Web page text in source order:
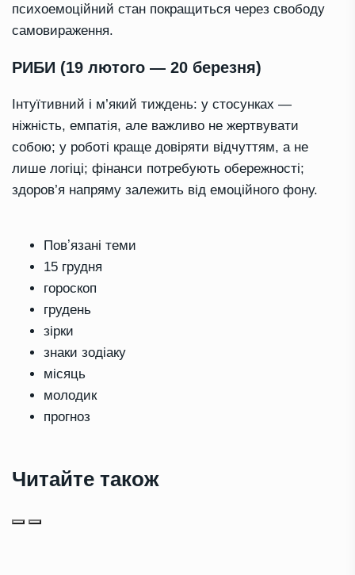
психоемоційний стан покращиться через свободу
самовираження.
РИБИ (19 лютого — 20 березня)
Інтуїтивний і м’який тиждень: у стосунках —
ніжність, емпатія, але важливо не жертвувати
собою; у роботі краще довіряти відчуттям, а не
лише логіці; фінанси потребують обережності;
здоров’я напряму залежить від емоційного фону.
Повʼязані теми
15 грудня
гороскоп
грудень
зірки
знаки зодіаку
місяць
молодик
прогноз
Читайте також